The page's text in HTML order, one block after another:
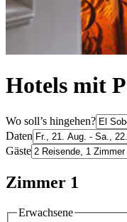
Hotels mit
Wo soll’s hingehen?
Daten
Gäste
Zimmer 1
Erwachsene